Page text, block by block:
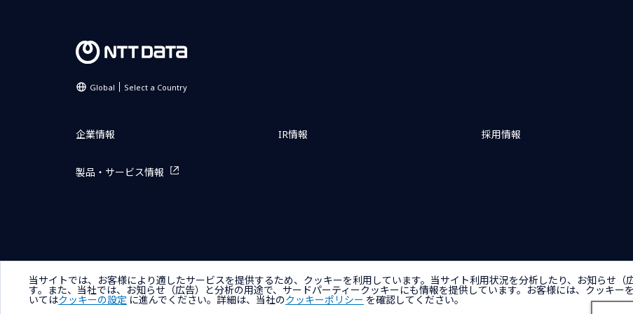
Global Select a Country
企業情報 IR情報 採用情報
製品・サービス情報
当サイトでは、お客様により適したサービスを提供するため、クッキーを利用しています。当サイト利用状況を分析したり、お知らせ
す。また、当社では、お知らせ（広告）と分析の用途で、サードパーティークッキーにも情報を提供しています。お客様には、クッキ
いてはクッキーの設定 に進んでください。詳細は、当社のクッキーポリシー を確認してください。